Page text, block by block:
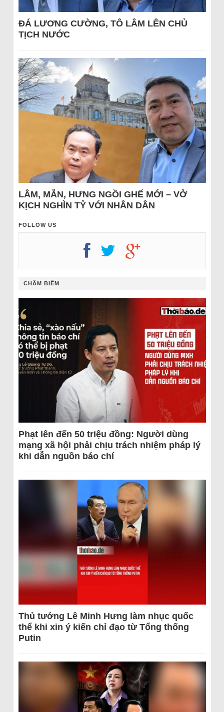
ĐÁ LƯƠNG CƯỜNG, TÔ LÂM LÊN CHỦ
TỊCH NƯỚC
LÂM, MẪN, HƯNG NGỒI GHẾ MỚI – VỞ
KỊCH NGHÌN TỶ VỚI NHÂN DÂN
FOLLOW US
CHÂM BIẾM
Phạt lên đến 50 triệu đồng: Người dùng
mạng xã hội phải chịu trách nhiệm pháp lý
khi dẫn nguồn báo chí
Thủ tướng Lê Minh Hưng làm nhục quốc
thể khi xin ý kiến chỉ đạo từ Tổng thống
Putin